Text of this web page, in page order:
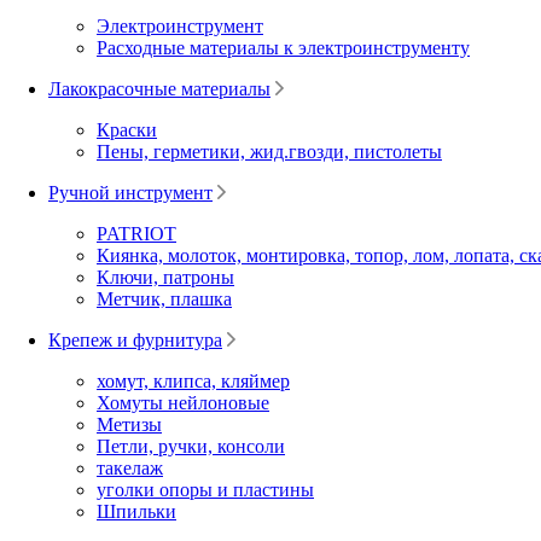
Электроинструмент
Расходные материалы к электроинструменту
Лакокрасочные материалы
Краски
Пены, герметики, жид.гвозди, пистолеты
Ручной инструмент
PATRIOT
Киянка, молоток, монтировка, топор, лом, лопата,
Ключи, патроны
Метчик, плашка
Крепеж и фурнитура
хомут, клипса, кляймер
Хомуты нейлоновые
Метизы
Петли, ручки, консоли
такелаж
уголки опоры и пластины
Шпильки